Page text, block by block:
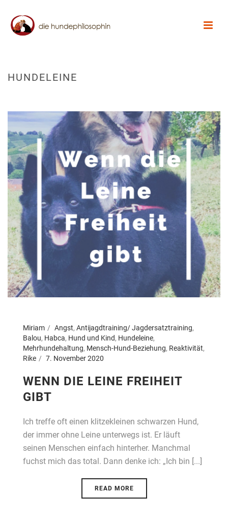
HUNDELEINE
Miriam Angst, Antijagdtraining/ Jagdersatztraining,
Balou, Habca, Hund und Kind, Hundeleine,
Mehrhundehaltung, Mensch-Hund-Beziehung, Reaktivität,
Rike
7. November 2020
WENN DIE LEINE FREIHEIT
GIBT
Ich treffe oft einen klitzekleinen schwarzen Hund,
der immer ohne Leine unterwegs ist. Er läuft
seinen Menschen einfach hinterher. Manchmal
fuchst mich das total. Dann denke ich: „Ich bin [...]
READ MORE